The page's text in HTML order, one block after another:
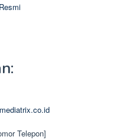
Telepon]